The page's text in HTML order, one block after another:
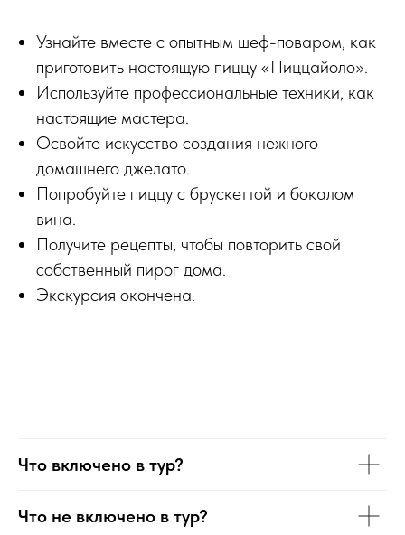
Узнайте вместе с опытным шеф-поваром, как
приготовить настоящую пиццу «Пиццайоло».
Используйте профессиональные техники, как
настоящие мастера.
Освойте искусство создания нежного
домашнего джелато.
Попробуйте пиццу с брускеттой и бокалом
вина.
Получите рецепты, чтобы повторить свой
собственный пирог дома.
Экскурсия окончена.
Что включено в тур?
Что не включено в тур?